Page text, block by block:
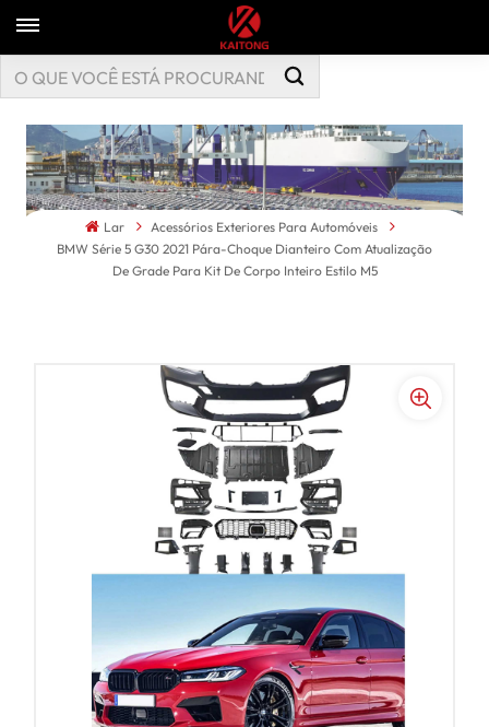
Lar
Acessórios Exteriores Para Automóveis
BMW Série 5 G30 2021 Pára-Choque Dianteiro Com Atualização
De Grade Para Kit De Corpo Inteiro Estilo M5